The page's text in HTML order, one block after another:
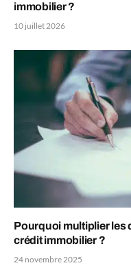
immobilier ?
10 juillet 2026
Pourquoi multiplier les
crédit immobilier ?
24 novembre 2025